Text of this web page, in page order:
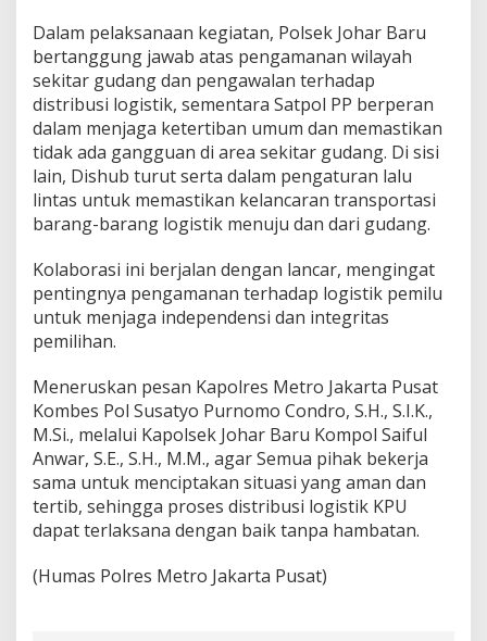
Dalam pelaksanaan kegiatan, Polsek Johar Baru
bertanggung jawab atas pengamanan wilayah
sekitar gudang dan pengawalan terhadap
distribusi logistik, sementara Satpol PP berperan
dalam menjaga ketertiban umum dan memastikan
tidak ada gangguan di area sekitar gudang. Di sisi
lain, Dishub turut serta dalam pengaturan lalu
lintas untuk memastikan kelancaran transportasi
barang-barang logistik menuju dan dari gudang.
Kolaborasi ini berjalan dengan lancar, mengingat
pentingnya pengamanan terhadap logistik pemilu
untuk menjaga independensi dan integritas
pemilihan.
Meneruskan pesan Kapolres Metro Jakarta Pusat
Kombes Pol Susatyo Purnomo Condro, S.H., S.I.K.,
M.Si., melalui Kapolsek Johar Baru Kompol Saiful
Anwar, S.E., S.H., M.M., agar Semua pihak bekerja
sama untuk menciptakan situasi yang aman dan
tertib, sehingga proses distribusi logistik KPU
dapat terlaksana dengan baik tanpa hambatan.
(Humas Polres Metro Jakarta Pusat)